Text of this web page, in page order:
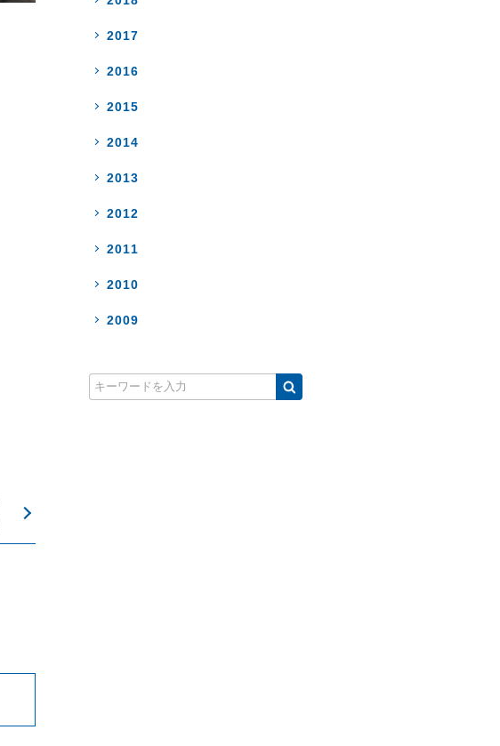
2017
2016
2015
2014
2013
2012
2011
2010
2009